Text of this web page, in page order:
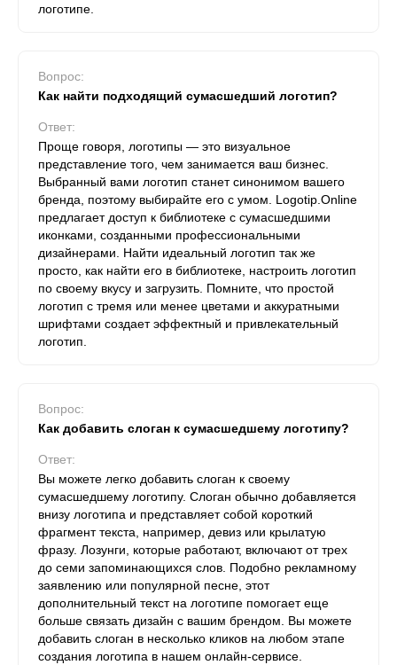
логотипе.
Вопрос:
Как найти подходящий сумасшедший логотип?
Ответ:
Проще говоря, логотипы — это визуальное
представление того, чем занимается ваш бизнес.
Выбранный вами логотип станет синонимом вашего
бренда, поэтому выбирайте его с умом. Logotip.Online
предлагает доступ к библиотеке с сумасшедшими
иконками, созданными профессиональными
дизайнерами. Найти идеальный логотип так же
просто, как найти его в библиотеке, настроить логотип
по своему вкусу и загрузить. Помните, что простой
логотип с тремя или менее цветами и аккуратными
шрифтами создает эффектный и привлекательный
логотип.
Вопрос:
Как добавить слоган к сумасшедшему логотипу?
Ответ:
Вы можете легко добавить слоган к своему
сумасшедшему логотипу. Слоган обычно добавляется
внизу логотипа и представляет собой короткий
фрагмент текста, например, девиз или крылатую
фразу. Лозунги, которые работают, включают от трех
до семи запоминающихся слов. Подобно рекламному
заявлению или популярной песне, этот
дополнительный текст на логотипе помогает еще
больше связать дизайн с вашим брендом. Вы можете
добавить слоган в несколько кликов на любом этапе
создания логотипа в нашем онлайн-сервисе.